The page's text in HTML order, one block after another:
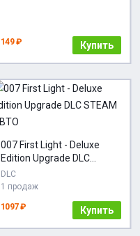
149 ₽ Купить
007 First Light - Deluxe
Edition Upgrade DLC
STEAM АВТО
DLC
1 продаж
1097 ₽ Купить